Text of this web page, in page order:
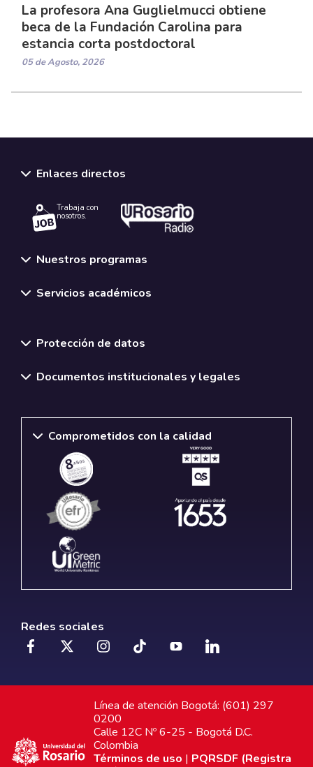
La profesora Ana Guglielmucci obtiene
beca de la Fundación Carolina para
estancia corta postdoctoral
05 de Agosto, 2026
Enlaces directos
Trabaja con
nosotros.
Nuestros programas
Servicios académicos
Protección de datos
Documentos institucionales y legales
Comprometidos con la calidad
Redes sociales
Línea de atención Bogotá: (601) 297
0200
Calle 12C Nº 6-25 - Bogotá D.C.
Colombia
Términos de uso | PQRSDF (Registra